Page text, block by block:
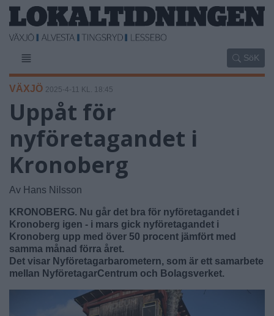
SöK
VÄXJÖ 2025-4-11 KL. 18:45
Uppåt för
nyföretagandet i
Kronoberg
Av Hans Nilsson
KRONOBERG. Nu går det bra för nyföretagandet i
Kronoberg igen - i mars gick nyföretagandet i
Kronoberg upp med över 50 procent jämfört med
samma månad förra året.
Det visar Nyföretagarbarometern, som är ett samarbete
mellan NyföretagarCentrum och Bolagsverket.